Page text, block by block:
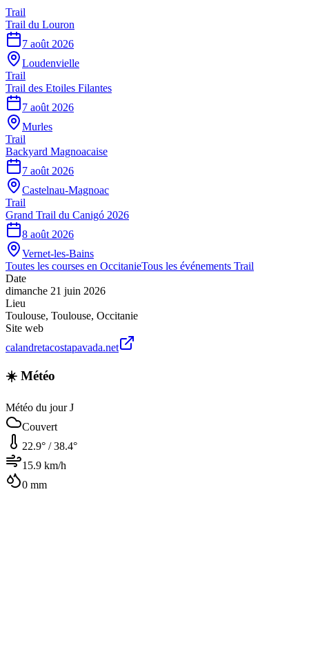
Trail
Trail du Louron
7 août 2026
Loudenvielle
Trail
Trail des Etoiles Filantes
7 août 2026
Murles
Trail
Backyard Magnoacaise
7 août 2026
Castelnau-Magnoac
Trail
Grand Trail du Canigó 2026
8 août 2026
Vernet-les-Bains
Toutes les courses en OccitanieTous les événements Trail
Date
dimanche 21 juin 2026
Lieu
Toulouse, Toulouse, Occitanie
Site web
calandretacostapavada.net
☀️ Météo
Météo du jour J
Couvert
22.9° /38.4°
15.9 km/h
0 mm